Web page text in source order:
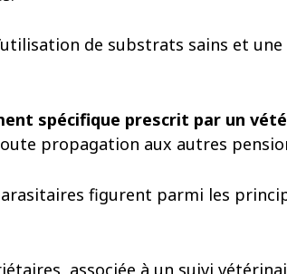
de substrats sains et
spécifique prescrit par un
propagation aux autres
figurent parmi les
associée à un suivi